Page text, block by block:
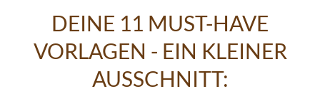
DEINE 11 MUST-HAVE
VORLAGEN - EIN KLEINER
AUSSCHNITT: